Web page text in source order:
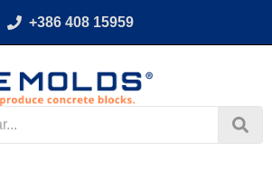
+386 408 15959